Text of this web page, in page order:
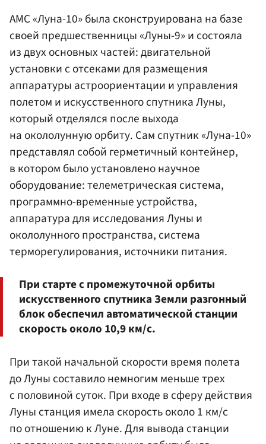
АМС «Луна-10» была сконструирована на базе
своей предшественницы «Луны-9» и состояла
из двух основных частей: двигательной
установки с отсеками для размещения
аппаратуры астроориентации и управления
полетом и искусственного спутника Луны,
который отделялся после выхода
на окололунную орбиту. Сам спутник «Луна-10»
представлял собой герметичный контейнер,
в котором было установлено научное
оборудование: телеметрическая система,
программно-временные устройства,
аппаратура для исследования Луны и
окололунного пространства, система
терморегулирования, источники питания.
При старте с промежуточной орбиты
искусственного спутника Земли разгонный
блок обеспечил автоматической станции
скорость около 10,9 км/с.
При такой начальной скорости время полета
до Луны составило немногим меньше трех
с половиной суток. При входе в сферу действия
Луны станция имела скорость около 1 км/с
по отношению к Луне. Для вывода станции